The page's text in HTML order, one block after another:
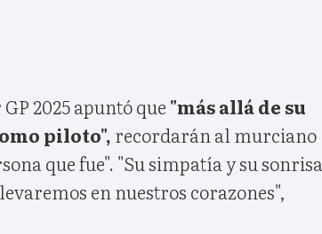
2025 apuntó que "más allá de su
piloto",recordarán al murciano
que fue". "Su simpatía y su sonrisa
en nuestros corazones",